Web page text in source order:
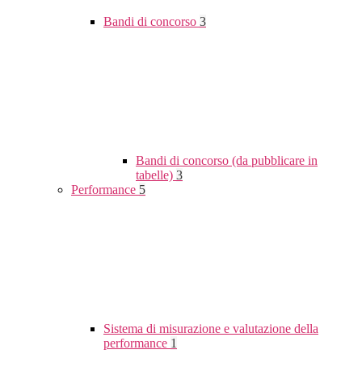
Bandi di concorso 3
Bandi di concorso (da pubblicare in
tabelle) 3
Performance 5
Sistema di misurazione e valutazione della
performance 1